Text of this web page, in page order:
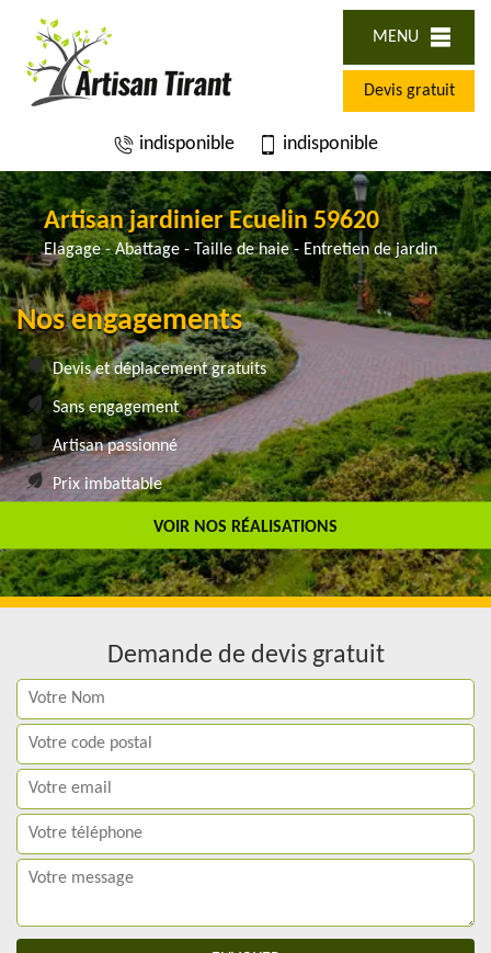
MENU
Devis gratuit
indisponible indisponible
Artisan jardinier Ecuelin 59620
Elagage - Abattage - Taille de haie - Entretien de jardin
VOIR NOS RÉALISATIONS
Nos engagements
Devis et déplacement gratuits
Sans engagement
Artisan passionné
Prix imbattable
Travail de qualité
Demande de devis gratuit